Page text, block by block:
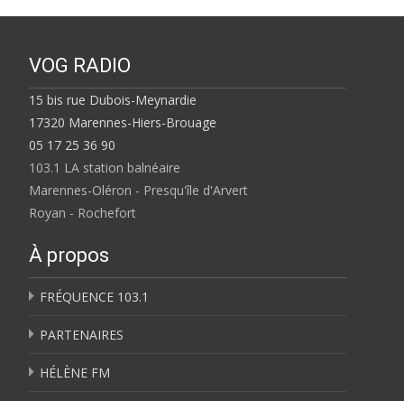
VOG RADIO
15 bis rue Dubois-Meynardie
17320 Marennes-Hiers-Brouage
05 17 25 36 90
103.1 LA station balnéaire
Marennes-Oléron - Presqu'île d'Arvert
Royan - Rochefort
À propos
FRÉQUENCE 103.1
PARTENAIRES
HÉLÈNE FM